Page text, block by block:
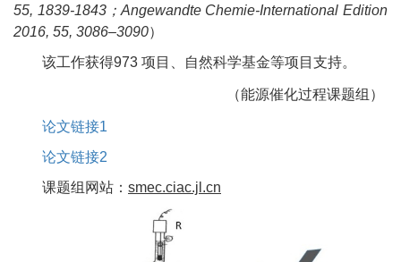
55, 1839-1843；Angewandte Chemie-International Edition
2016, 55, 3086–3090）
该工作获得973 项目、自然科学基金等项目支持。
（能源催化过程课题组）
论文链接1
论文链接2
课题组网站： smec.ciac.jl.cn